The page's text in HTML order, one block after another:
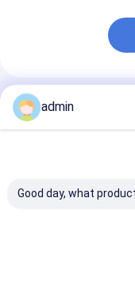
Produits
admin
Good day, what